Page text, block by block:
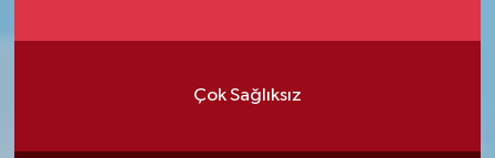
Çok Sağlıksız